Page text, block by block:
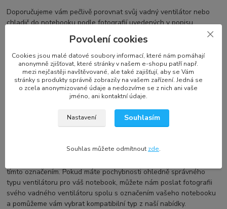
Doporučujeme vám pečlivě porovnat svůj vadný ventilátor nebo
chladič do notebooku podle fotografií uvedených v popisu
produktu. Zaměřte se zejména na tvar, úchyty na šrouby (počet a
umístění), konektor a počet kabelů. Pro některé notebooky existují
různé verze ventilátorů, závislé na grafické kartě, typu procesoru,
typu LCD a dalších faktorech. Výrobci, jako jsou SUNON, Delta
Electronics, Forcecon, a další, nabízejí ventilátory a chlazení
notebooku s různými specifikacemi a označeními.
Označení a kompatibilita náhradního dílu
shodovat s označením na vašem vadném ventilátoru. Navíc se
tímto označením. Pokud máte pochybnosti ohledně správného
typu ventilátoru pro váš notebook, můžete nám poslat fotografii
svého vadného ventilátoru spolu s označením vašeho notebooku
a pomůžeme vám vybrat kompatibilní typ z naší nabídky.
Povolení cookies
Cookies jsou malé datové soubory informací, které nám pomáhají
anonymně zjišťovat, které stránky v našem e-shopu patří např.
mezi nejčastěji navštěvované, ale také zajišťují, aby se Vám
stránky s produkty správně zobrazily na vašem zařízení. Jedná se
o zcela anonymizované údaje a nedozvíme se z nich ani vaše
jméno, ani kontaktní údaje.
Nastavení Souhlasím
Souhlas můžete odmítnout zde.